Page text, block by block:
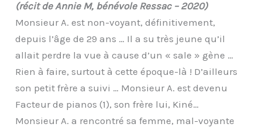
(récit de Annie M, bénévole Ressac – 2020)
Monsieur A. est non-voyant, définitivement,
depuis l’âge de 29 ans … Il a su très jeune qu’il
allait perdre la vue à cause d’un « sale » gène …
Rien à faire, surtout à cette époque-là ! D’ailleurs
son petit frère a suivi … Monsieur A. est devenu
Facteur de pianos (1), son frère lui, Kiné…
Monsieur A. a rencontré sa femme, mal-voyante